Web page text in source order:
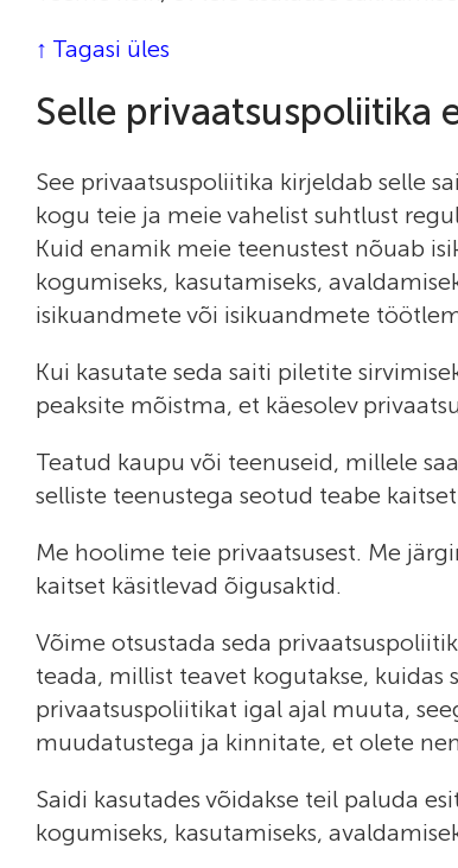
↑ Tagasi üles
Selle privaatsuspoliitika
See privaatsuspoliitika kirjeldab selle
kogu teie ja meie vahelist suhtlust
Kuid enamik meie teenustest nõuab
kogumiseks, kasutamiseks,
isikuandmete või isikuandmete
Kui kasutate seda saiti piletite
peaksite mõistma, et käesolev
Teatud kaupu või teenuseid, millele
selliste teenustega seotud teabe
Me hoolime teie privaatsusest. Me
kaitset käsitlevad õigusaktid.
Võime otsustada seda
teada, millist teavet kogutakse, kuidas
privaatsuspoliitikat igal ajal muuta,
muudatustega ja kinnitate, et olete
Saidi kasutades võidakse teil paluda
kogumiseks, kasutamiseks,